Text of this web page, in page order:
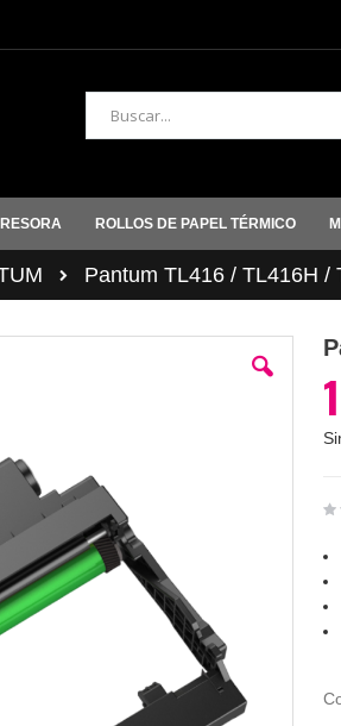
Buscar
ROLLOS DE PAPEL TÉRMICO
Pantum TL416 / TL416H /